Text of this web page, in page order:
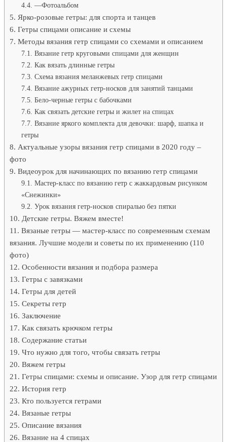
—Фотоальбом
Ярко-розовые гетры: для спорта и танцев
Гетры спицами описание и схемы
Методы вязания гетр спицами со схемами и описанием
Вязание гетр круговыми спицами для женщин
Как вязать длинные гетры
Схема вязания меланжевых гетр спицами
Вязание ажурных гетр-носков для занятий танцами
Бело-черные гетры с бабочками
Как связать детские гетры и жилет на спицах
Вязание яркого комплекта для девочки: шарф, шапка и
гетры
Актуальные узоры вязания гетр спицами в 2020 году –
фото
Видеоурок для начинающих по вязанию гетр спицами
Мастер-класс по вязанию гетр с жаккардовым рисунком
«Снежинки»
Урок вязания гетр-носков спиралью без пятки
Детские гетры. Вяжем вместе!
Вязаные гетры — мастер-класс по современным схемам
вязания. Лучшие модели и советы по их применению (110
фото)
Особенности вязания и подбора размера
Гетры с завязками
Гетры для детей
Секреты гетр
Заключение
Как связать крючком гетры
Содержание статьи
Что нужно для того, чтобы связать гетры
Вяжем гетры
Гетры спицами: схемы и описание. Узор для гетр спицами
История гетр
Кто пользуется гетрами
Вязаные гетры
Описание вязания
Вязание на 4 спицах